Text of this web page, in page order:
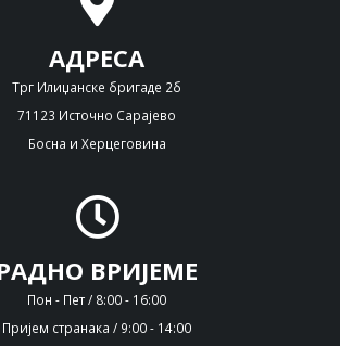
АДРЕСА
Трг Илиџанске бригаде 2б
71123 Источно Сарајево
Босна и Херцеговина
ВРИЈЕМЕ
Пон - Пет / 8:00 - 16:00
Пријем странака / 9:00 - 14:00